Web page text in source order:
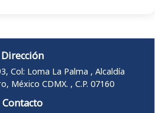
Dirección
Col: Loma La Palma , Alcaldía
México CDMX. , C.P. 07160
Contacto